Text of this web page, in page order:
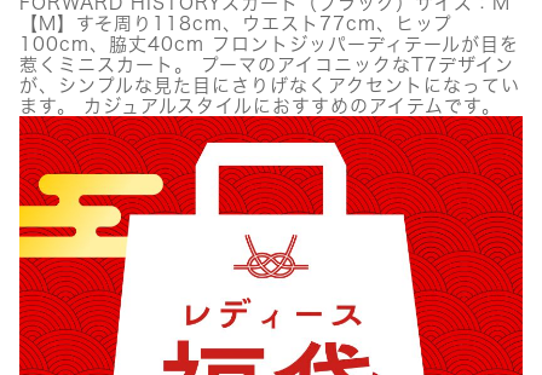
【M】すそ周り118cm、ウエスト77cm、ヒップ
100cm、脇丈40cm フロントジッパーディテールが目を
惹くミニスカート。 プーマのアイコニックなT7デザイン
が、シンプルな見た目にさりげなくアクセントになってい
ます。 カジュアルスタイルにおすすめのアイテムです。